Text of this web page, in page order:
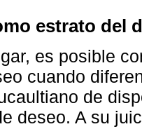
estrato del
es posible
cuando
de
deseo. A su